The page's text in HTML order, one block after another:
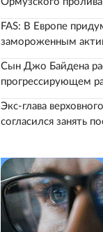
FAS: В Европе
замороженным
Сын Джо Байдена
прогрессирующем
Экс-глава
согласился занять